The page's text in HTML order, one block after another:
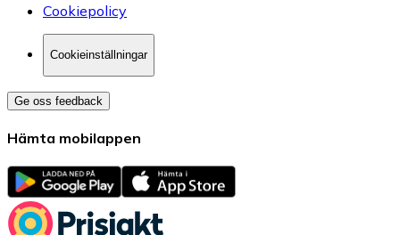
Cookiepolicy
Cookieinställningar
Ge oss feedback
Hämta mobilappen